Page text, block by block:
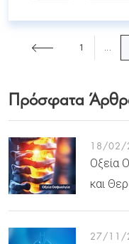
1 ...
Πρόσφατα
18/02/
Οξεία
και
27/11/